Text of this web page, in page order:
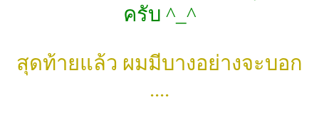
ครับ ^_^
สุดท้ายแล้ว ผมมีบางอย่างจะบอก
....